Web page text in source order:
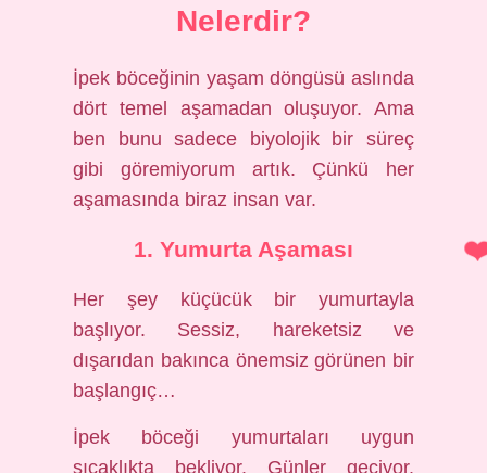
Nelerdir?
İpek böceğinin yaşam döngüsü aslında
dört temel aşamadan oluşuyor. Ama
ben bunu sadece biyolojik bir süreç
gibi göremiyorum artık. Çünkü her
aşamasında biraz insan var.
1. Yumurta Aşaması
Her şey küçücük bir yumurtayla
başlıyor. Sessiz, hareketsiz ve
dışarıdan bakınca önemsiz görünen bir
başlangıç…
İpek böceği yumurtaları uygun
sıcaklıkta bekliyor. Günler geçiyor.